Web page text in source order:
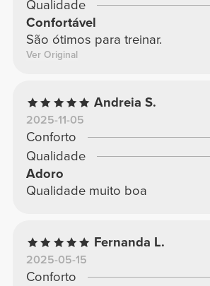
Qualidade
Confortável
São ótimos para treinar.
Ver Original
Andreia S.
2025-11-05
Conforto
Qualidade
Adoro
Qualidade muito boa
Fernanda L.
2025-05-15
Conforto